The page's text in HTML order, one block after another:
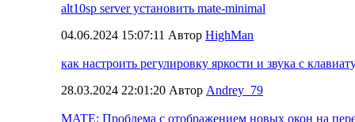
alt10sp server установить mate-minimal
04.06.2024 15:07:11 Автор HighMan
как настроить регулировку яркости и звука с
28.03.2024 22:01:20 Автор Andrey_79
MATE: Проблема с отображением новых окон на